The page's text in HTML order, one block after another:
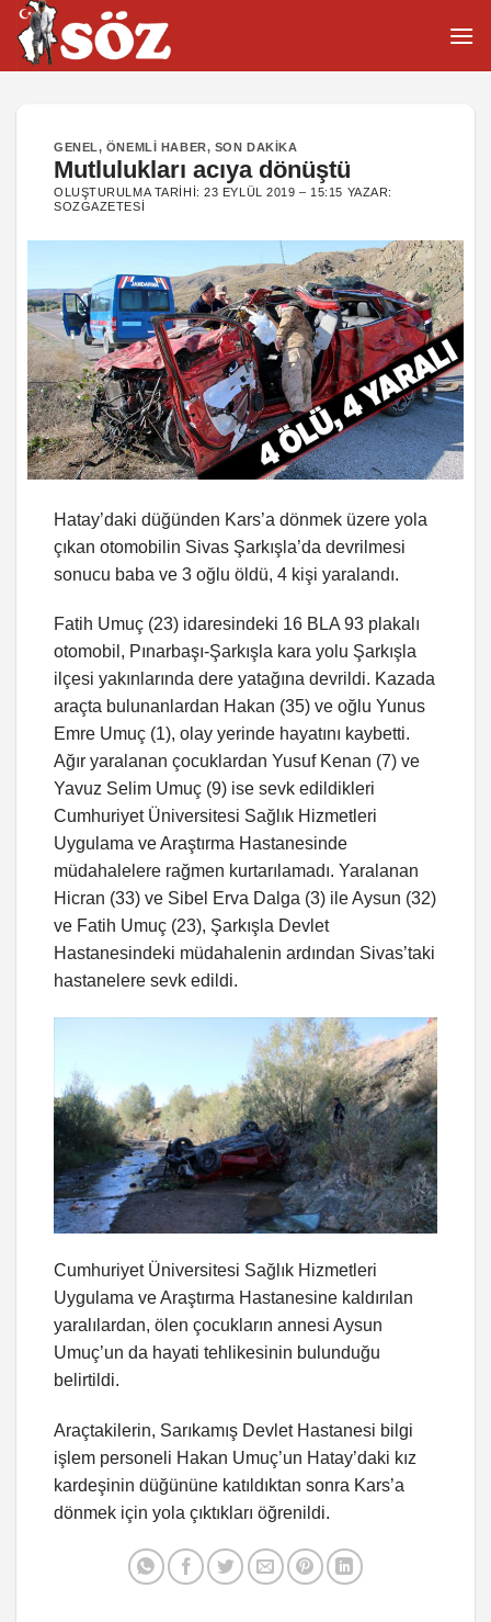
İçeriğe
atla
GENEL, ÖNEMLI HABER, SON DAKIKA
Mutlulukları acıya dönüştü
OLUŞTURULMA TARIHI:23 EYLÜL 2019 – 15:15 YAZAR:
SOZGAZETESI
Hatay’daki düğünden Kars’a dönmek üzere yola
çıkan otomobilin Sivas Şarkışla’da devrilmesi
sonucu baba ve 3 oğlu öldü, 4 kişi yaralandı.
Fatih Umuç (23) idaresindeki 16 BLA 93 plakalı
otomobil, Pınarbaşı-Şarkışla kara yolu Şarkışla
ilçesi yakınlarında dere yatağına devrildi. Kazada
araçta bulunanlardan Hakan (35) ve oğlu Yunus
Emre Umuç (1), olay yerinde hayatını kaybetti.
Ağır yaralanan çocuklardan Yusuf Kenan (7) ve
Yavuz Selim Umuç (9) ise sevk edildikleri
Cumhuriyet Üniversitesi Sağlık Hizmetleri
Uygulama ve Araştırma Hastanesinde
müdahalelere rağmen kurtarılamadı. Yaralanan
Hicran (33) ve Sibel Erva Dalga (3) ile Aysun (32)
ve Fatih Umuç (23), Şarkışla Devlet
Hastanesindeki müdahalenin ardından Sivas’taki
hastanelere sevk edildi.
Cumhuriyet Üniversitesi Sağlık Hizmetleri
Uygulama ve Araştırma Hastanesine kaldırılan
yaralılardan, ölen çocukların annesi Aysun
Umuç’un da hayati tehlikesinin bulunduğu
belirtildi.
Araçtakilerin, Sarıkamış Devlet Hastanesi bilgi
işlem personeli Hakan Umuç’un Hatay’daki kız
kardeşinin düğününe katıldıktan sonra Kars’a
dönmek için yola çıktıkları öğrenildi.